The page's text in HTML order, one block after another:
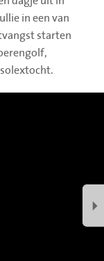
in een van
starten